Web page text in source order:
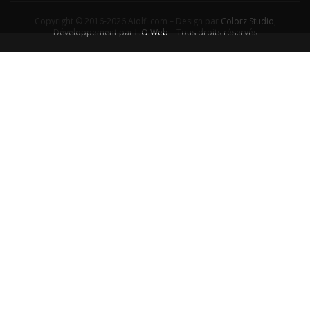
Colorz Studio
Développement par L.O.Web – Tous droits réservés